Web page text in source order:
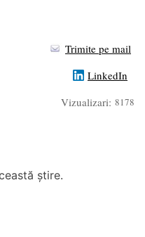
Trimite pe mail
LinkedIn
Vizualizari: 8178
știre.